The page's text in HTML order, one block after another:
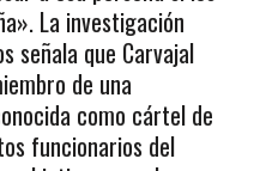
La investigación
señala que Carvajal
de una
como cártel de
funcionarios del